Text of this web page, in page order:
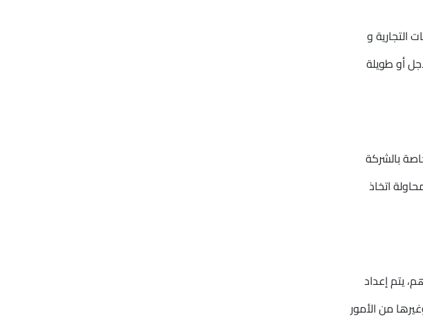
التجارية و
أو طويلة
بالشركة
اتخاذ
يتم إعداد
من الأمور